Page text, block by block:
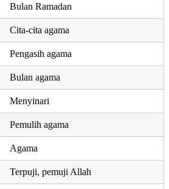
Bulan Ramadan
Cita-cita agama
Pengasih agama
Bulan agama
Menyinari
Pemulih agama
Agama
Terpuji, pemuji Allah